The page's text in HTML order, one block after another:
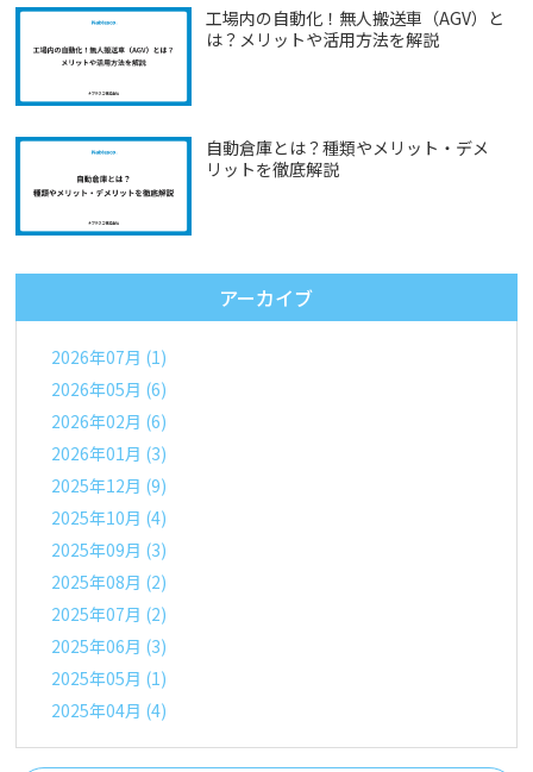
工場内の自動化！無人搬送車（AGV）と
は？メリットや活用方法を解説
自動倉庫とは？種類やメリット・デメ
リットを徹底解説
アーカイブ
2026年07月 (1)
2026年05月 (6)
2026年02月 (6)
2026年01月 (3)
2025年12月 (9)
2025年10月 (4)
2025年09月 (3)
2025年08月 (2)
2025年07月 (2)
2025年06月 (3)
2025年05月 (1)
2025年04月 (4)